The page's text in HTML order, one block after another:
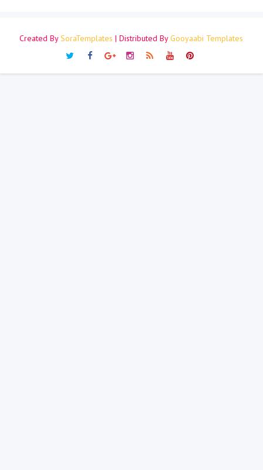
Created BySoraTemplates | Distributed ByGooyaabi Templates